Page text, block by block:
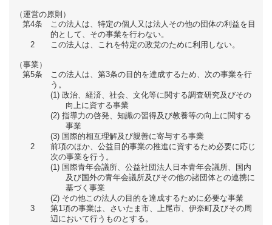
（運営の原則）
第4条
この法人は、特定の個人又は法人その他の団体の利益を目
的として、その事業を行わない。
2
この法人は、これを特定の政党のために利用しない。
（事業）
第5条
この法人は、第3条の目的を達成するため、次の事業を行
う。
政治、経済、社会、文化等に関する調査研究及びその
向上に資する事業
指導力の啓発、知識の習得及び教養等の向上に関する
事業
国際的相互理解及び親善に寄与する事業
2
前項のほか、公益目的事業の推進に資するため必要に応じ
次の事業を行う。
国際青年会議所、公益社団法人日本青年会議所、国内
及び国外の青年会議所及びその他の諸団体との連携に
基づく事業
その他この法人の目的を達成するために必要な事業
3
第1項の事業は、さいたま市、上尾市、伊奈町及びその周
辺において行うものとする。